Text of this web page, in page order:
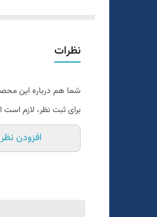
نظرات
شما هم درباره این
برای ثبت نظر، لازم
افزودن نظر